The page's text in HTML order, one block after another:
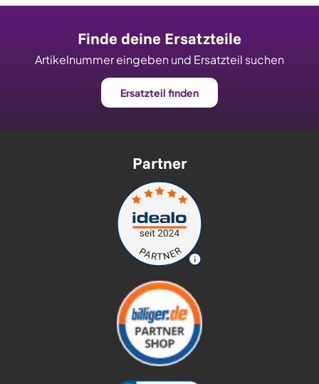
Finde deine Ersatzteile
Artikelnummer eingeben und Ersatzteil suchen
Ersatzteil finden
Partner